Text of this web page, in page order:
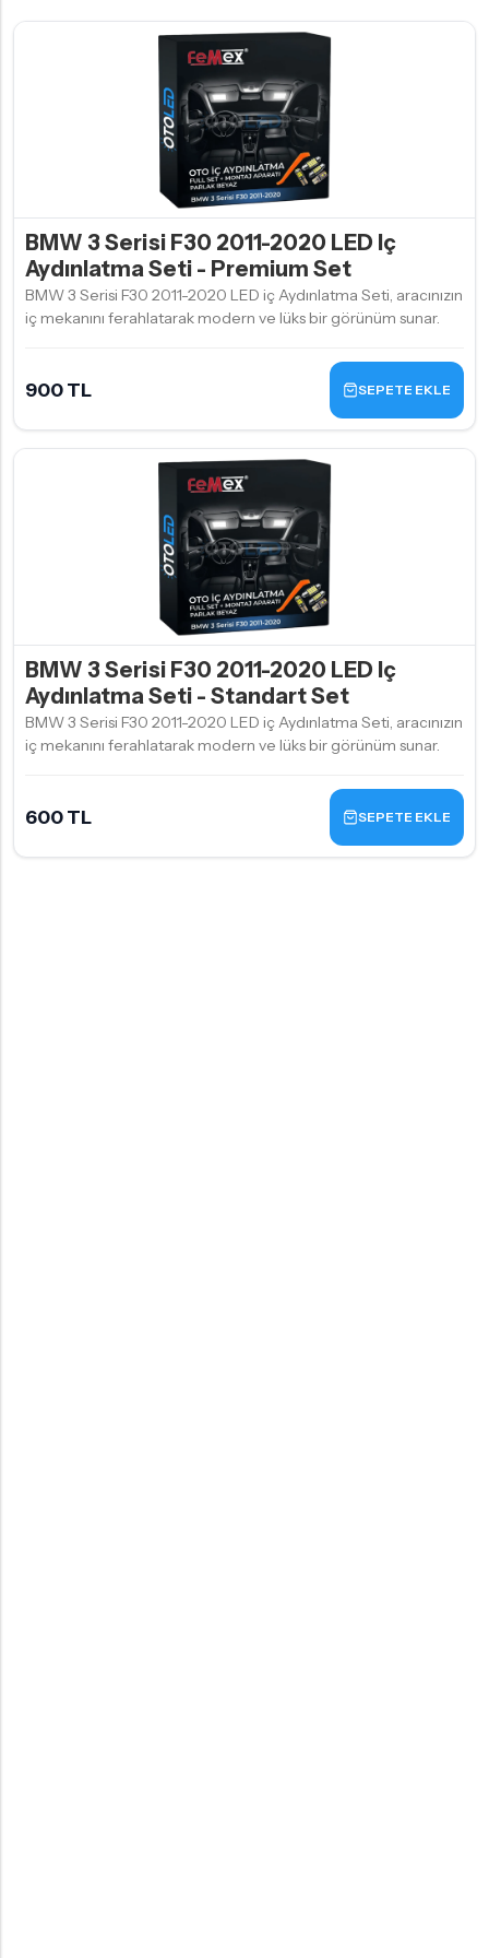
BMW 3 Serisi F30 2011-2020 LED Iç
Aydınlatma Seti - Premium Set
BMW 3 Serisi F30 2011-2020 LED iç Aydınlatma Seti, aracınızın
iç mekanını ferahlatarak modern ve lüks bir görünüm sunar.
900 TL SEPETE EKLE
BMW 3 Serisi F30 2011-2020 LED Iç
Aydınlatma Seti - Standart Set
BMW 3 Serisi F30 2011-2020 LED iç Aydınlatma Seti, aracınızın
iç mekanını ferahlatarak modern ve lüks bir görünüm sunar.
600 TL SEPETE EKLE